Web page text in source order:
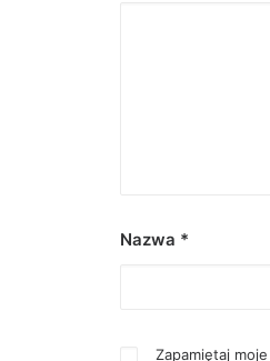
Nazwa *
Zapamiętaj